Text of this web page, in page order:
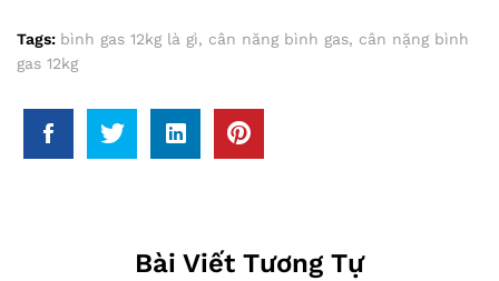
Tags: bình gas 12kg là gì, cân năng bình gas, cân nặng bình
gas 12kg
Bài Viết Tương Tự